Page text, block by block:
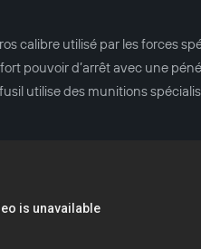
calibre utilisé par les forces
pouvoir d’arrêt avec une
utilise des munitions